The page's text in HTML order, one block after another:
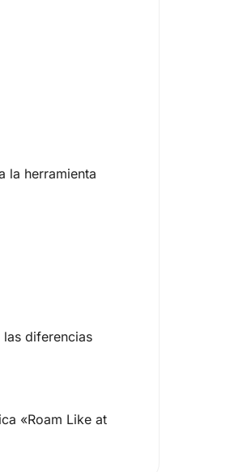
la herramienta
diferencias
«Roam Like at